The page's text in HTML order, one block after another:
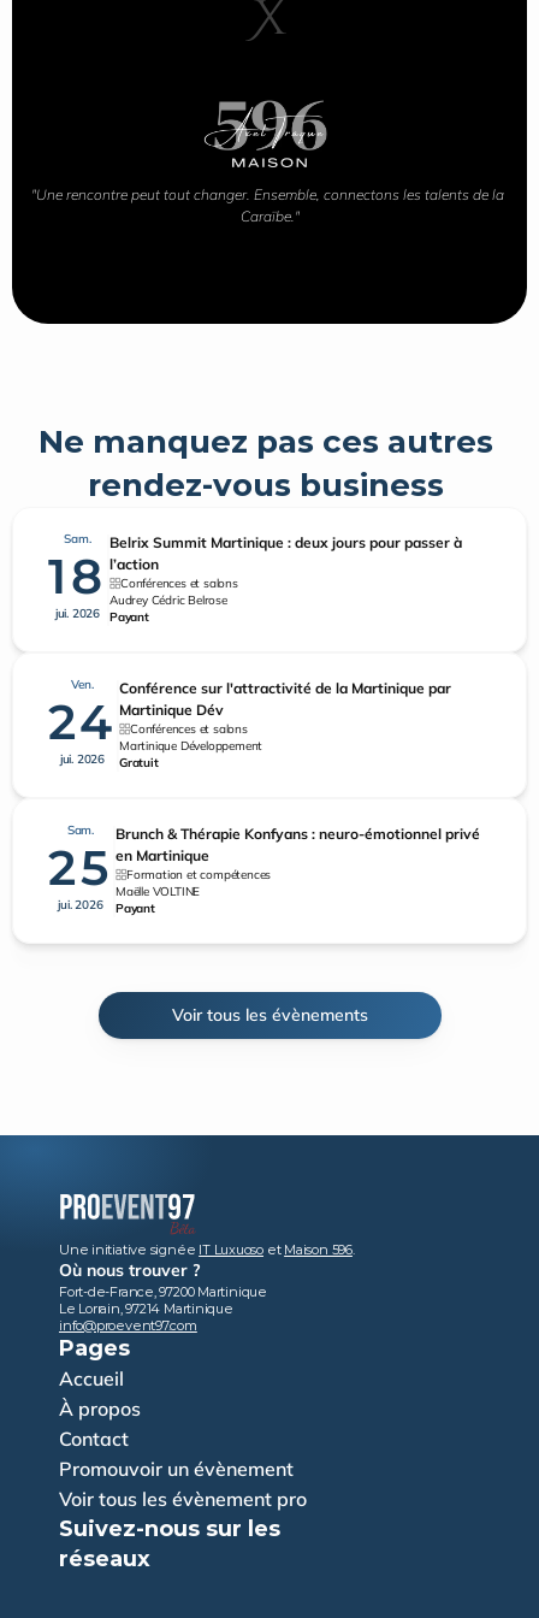
X
"Une rencontre peut tout changer. Ensemble, connectons les talents de la
Caraïbe."
Ne manquez pas ces autres
rendez-vous business
Voir tous les évènements
Sam.
18
jui. 2026
Belrix Summit Martinique : deux jours pour passer à
l’action
Conférences et salons
Audrey Cédric Belrose
Payant
Ven.
24
jui. 2026
Conférence sur l'attractivité de la Martinique par
Martinique Dév
Conférences et salons
Martinique Développement
Gratuit
Sam.
25
jui. 2026
Brunch & Thérapie Konfyans : neuro-émotionnel privé
en Martinique
Formation et compétences
Maëlle VOLTINE
Payant
Une initiative signée IT Luxuoso et Maison 596.
Où nous trouver ?
Fort-de-France, 97200 Martinique
Le Lorrain, 97214 Martinique
info@proevent97.com
Pages
Accueil
À propos
Contact
Promouvoir un évènement
Voir tous les évènement pro
Suivez-nous sur les
réseaux